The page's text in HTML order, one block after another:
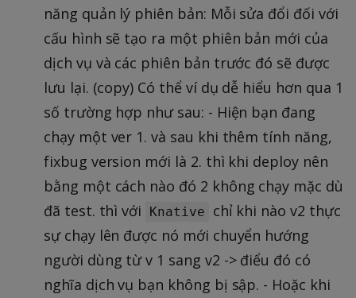
năng quản lý phiên bản: Mỗi sửa đổi đối với
cấu hình sẽ tạo ra một phiên bản mới của
dịch vụ và các phiên bản trước đó sẽ được
lưu lại. (copy) Có thể ví dụ dễ hiểu hơn qua 1
số trường hợp như sau: - Hiện bạn đang
chạy một ver 1. và sau khi thêm tính năng,
fixbug version mới là 2. thì khi deploy nên
bằng một cách nào đó 2 không chạy mặc dù
đã test. thì với
Knative
chỉ khi nào v2 thực
sự chạy lên được nó mới chuyển hướng
người dùng từ v 1 sang v2 -> điểu đó có
nghĩa dịch vụ bạn không bị sập. - Hoặc khi